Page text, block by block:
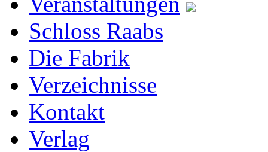
Schloss Raabs
Die Fabrik
Verzeichnisse
Kontakt
Verlag